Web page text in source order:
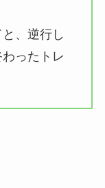
、逆行し
ったトレ